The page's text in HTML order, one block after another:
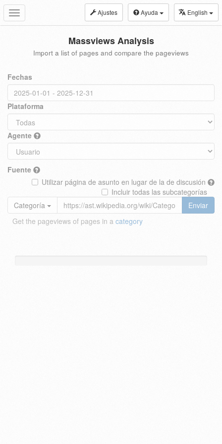
Toggle
navigation
Ajustes Ayuda English
Massviews Analysis
Import a list of pages and compare the pageviews
Fechas
Plataforma
Agente
Fuente
Utilizar página de asunto en lugar de la de discusión
Incluir todas las subcategorías
Categoría
Enviar
Get the pageviews of pages in a category